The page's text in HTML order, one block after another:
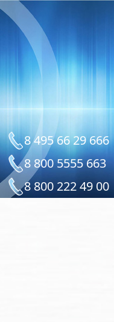
8 495 66 29 666
8 800 5555 663
8 800 222 49 00